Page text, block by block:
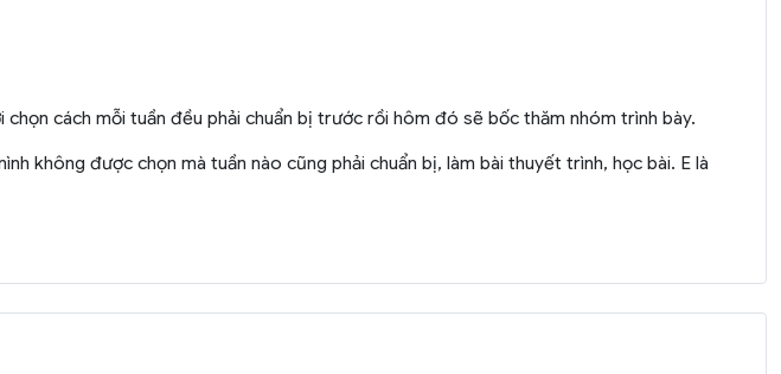
cách mỗi tuần đều phải chuẩn bị trước rồi hôm đó sẽ bốc thăm nhóm trình bày.
không được chọn mà tuần nào cũng phải chuẩn bị, làm bài thuyết trình, học bài. E là